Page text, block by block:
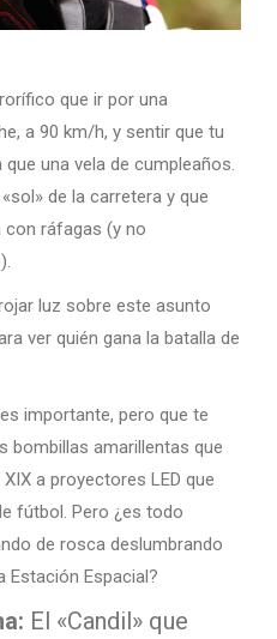
que ir por una
a 90 km/h, y sentir que tu
una vela de cumpleaños.
de la carretera y que
ráfagas (y no
luz sobre este asunto
ver quién gana la batalla de
importante, pero que te
bombillas amarillentas que
a proyectores LED que
fútbol. Pero ¿es todo
de rosca deslumbrando
Estación Espacial?
El «Candil» que